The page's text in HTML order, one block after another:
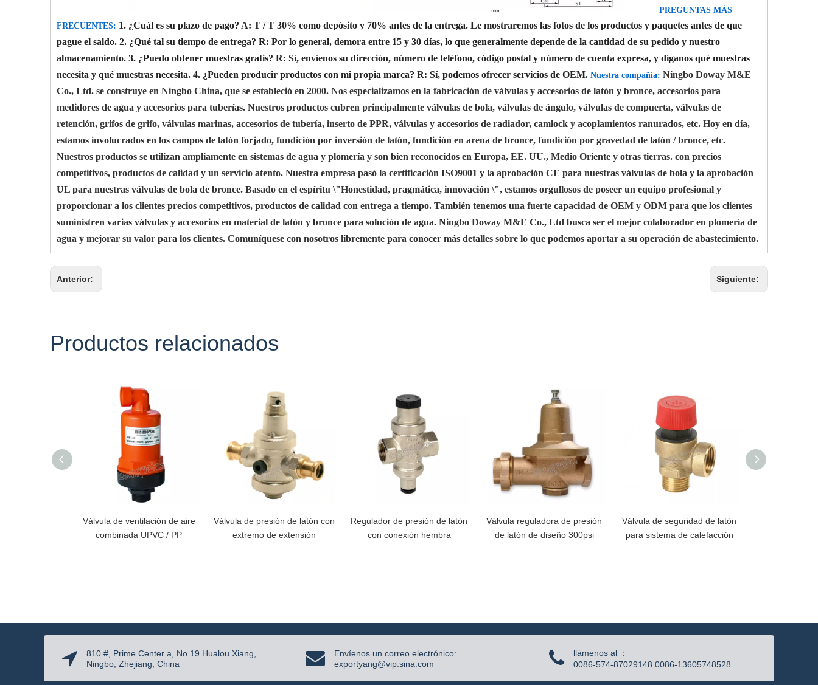
PREGUNTAS MÁS
FRECUENTES: 1. ¿Cuál es su plazo de pago? A: T / T 30% como depósito y 70% antes de la entrega. Le mostraremos las fotos de los productos y paquetes antes de que
pague el saldo. 2. ¿Qué tal su tiempo de entrega? R: Por lo general, demora entre 15 y 30 días, lo que generalmente depende de la cantidad de su pedido y nuestro
almacenamiento. 3. ¿Puedo obtener muestras gratis? R: Sí, envíenos su dirección, número de teléfono, código postal y número de cuenta expresa, y díganos qué muestras
necesita y qué muestras necesita. 4. ¿Pueden producir productos con mi propia marca? R: Sí, podemos ofrecer servicios de OEM. Nuestra compañía: Ningbo Doway M&E
Co., Ltd. se construye en Ningbo China, que se estableció en 2000. Nos especializamos en la fabricación de válvulas y accesorios de latón y bronce, accesorios para
medidores de agua y accesorios para tuberías. Nuestros productos cubren principalmente válvulas de bola, válvulas de ángulo, válvulas de compuerta, válvulas de
retención, grifos de grifo, válvulas marinas, accesorios de tubería, inserto de PPR, válvulas y accesorios de radiador, camlock y acoplamientos ranurados, etc. Hoy en día,
estamos involucrados en los campos de latón forjado, fundición por inversión de latón, fundición en arena de bronce, fundición por gravedad de latón / bronce, etc.
Nuestros productos se utilizan ampliamente en sistemas de agua y plomería y son bien reconocidos en Europa, EE. UU., Medio Oriente y otras tierras. con precios
competitivos, productos de calidad y un servicio atento. Nuestra empresa pasó la certificación ISO9001 y la aprobación CE para nuestras válvulas de bola y la aprobación
UL para nuestras válvulas de bola de bronce. Basado en el espíritu \"Honestidad, pragmática, innovación \", estamos orgullosos de poseer un equipo profesional y
proporcionar a los clientes precios competitivos, productos de calidad con entrega a tiempo. También tenemos una fuerte capacidad de OEM y ODM para que los clientes
suministren varias válvulas y accesorios en material de latón y bronce para solución de agua. Ningbo Doway M&E Co., Ltd busca ser el mejor colaborador en plomería de
agua y mejorar su valor para los clientes. Comuníquese con nosotros libremente para conocer más detalles sobre lo que podemos aportar a su operación de abastecimiento.
Anterior: Siguiente:
Productos relacionados
Válvula de ventilación de aire
combinada UPVC / PP
Válvula de presión de latón con
extremo de extensión
Regulador de presión de latón
con conexión hembra
Válvula reguladora de presión
de latón de diseño 300psi
Válvula de seguridad de latón
para sistema de calefacción
810 #, Prime Center a, No.19 Hualou Xiang,
Ningbo, Zhejiang, China
Envíenos un correo electrónico:
exportyang@vip.sina.com
llámenos al ：
0086-574-87029148 0086-13605748528